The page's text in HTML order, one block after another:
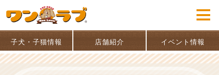
子犬・子猫情報 店舗紹介 イベント情報